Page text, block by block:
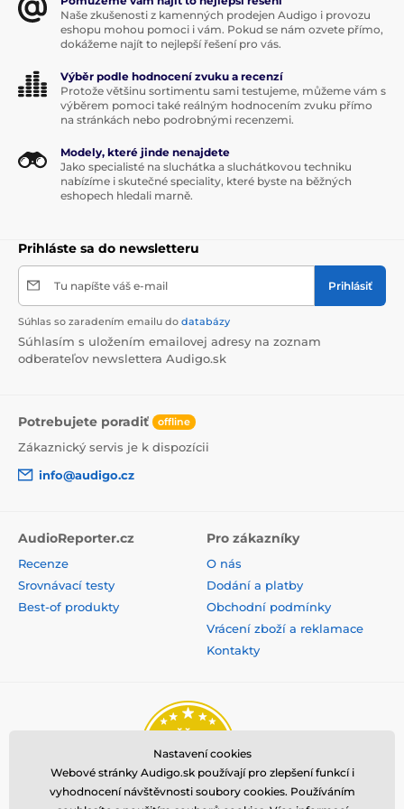
Špecifikácie
Produkt je zaradený v kategóriách
D/A převodníky SHOWROOM
Naše zkušenosti z kamenných prodejen Audigo i provozu
eshopu mohou pomoci i vám. Pokud se nám ozvete přímo,
dokážeme najít to nejlepší řešení pro vás.
Výběr podle hodnocení zvuku a recenzí
Protože většinu sortimentu sami testujeme, můžeme vám s
výběrem pomoci také reálným hodnocením zvuku přímo
na stránkách nebo podrobnými recenzemi.
Modely, které jinde nenajdete
Jako specialisté na sluchátka a sluchátkovou techniku
nabízíme i skutečné speciality, které byste na běžných
eshopech hledali marně.
Prihláste sa do newsletteru
Tu napíšte váš e-mail Prihlásiť
Súhlas so zaradením emailu do databázy
Súhlasím s uložením emailovej adresy na zoznam
odberateľov newslettera Audigo.sk
Potrebujete poradiť offline
Zákaznický servis je k dispozícii
info@audigo.cz
AudioReporter.cz
Recenze
Srovnávací testy
Best-of produkty
Pro zákazníky
O nás
Dodání a platby
Obchodní podmínky
Vrácení zboží a reklamace
Kontakty
Nastavení cookies
Webové stránky Audigo.sk používají pro zlepšení funkcí i
vyhodnocení návštěvnosti soubory cookies. Používáním